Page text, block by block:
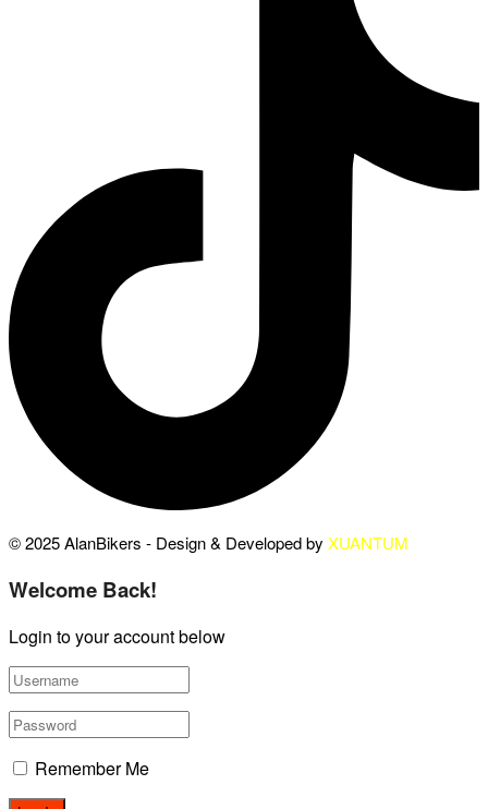
© 2025 AlanBikers - Design & Developed by XUANTUM
Welcome Back!
Login to your account below
Remember Me